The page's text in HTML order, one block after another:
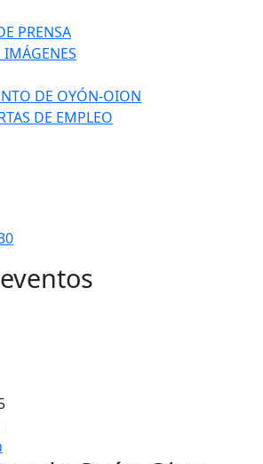
PRENSA
IMÁGENES
DE OYÓN-OION
DE EMPLEO